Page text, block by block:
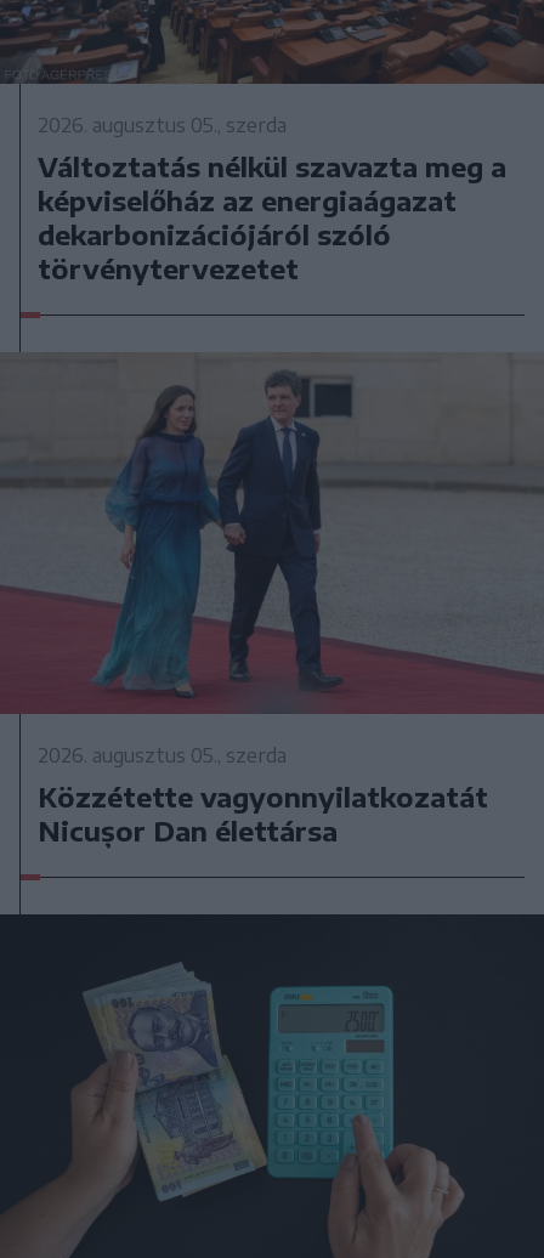
2026. augusztus 05., szerda
Változtatás nélkül szavazta meg a
képviselőház az energiaágazat
dekarbonizációjáról szóló
törvénytervezetet
2026. augusztus 05., szerda
Közzétette vagyonnyilatkozatát
Nicușor Dan élettársa